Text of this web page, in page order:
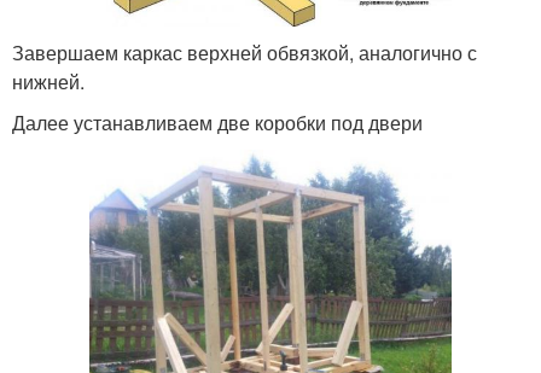
Завершаем каркас верхней обвязкой, аналогично с
нижней.
Далее устанавливаем две коробки под двери